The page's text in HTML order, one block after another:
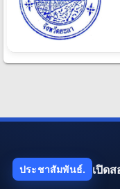
ประชาสัมพันธ์. เปิด